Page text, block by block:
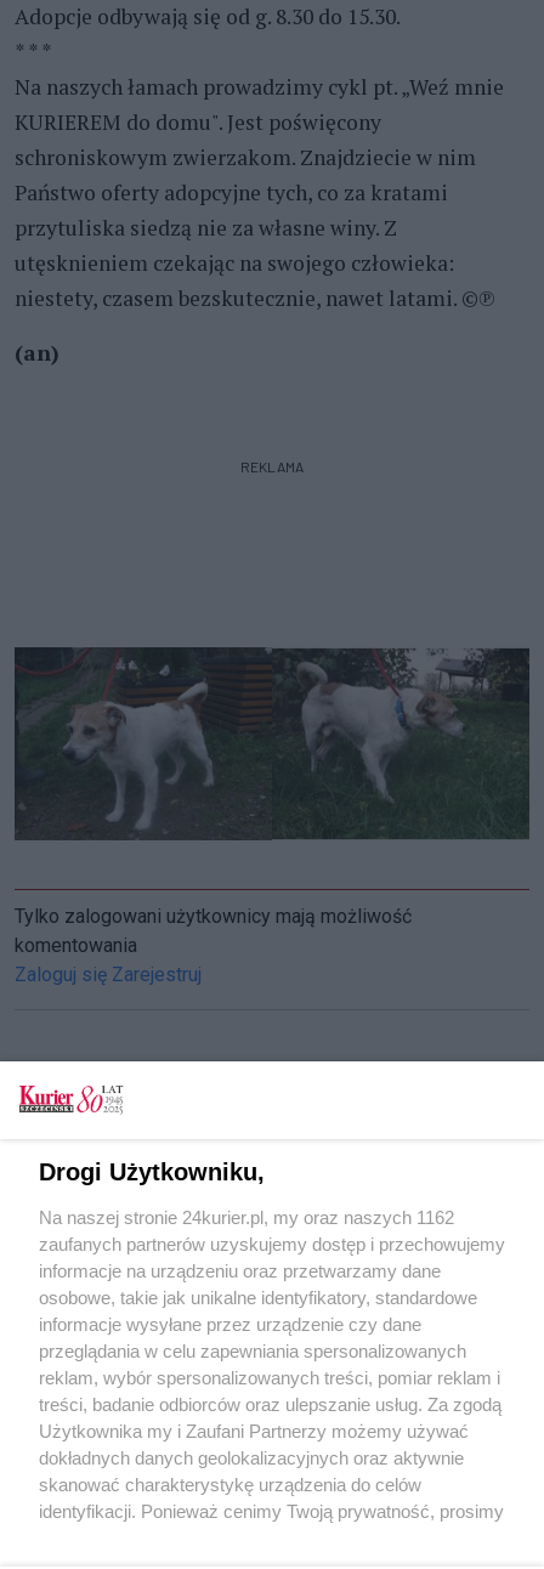
Adopcje odbywają się od g. 8.30 do 15.30.
* * *
Na naszych łamach prowadzimy cykl pt. „Weź mnie
KURIEREM do domu". Jest poświęcony
schroniskowym zwierzakom. Znajdziecie w nim
Państwo oferty adopcyjne tych, co za kratami
przytuliska siedzą nie za własne winy. Z
utęsknieniem czekając na swojego człowieka:
niestety, czasem bezskutecznie, nawet latami. ©℗
(an)
REKLAMA
Tylko zalogowani użytkownicy mają możliwość
komentowania
Zaloguj się Zarejestruj
CZYTAJ TAKŻE
Dragon uczestniczyć będą żołnierze USA
Dragony wzmocniły flotę STK
„Dwunastka” rozpoczęła ćwiczenie DRAGON-17
POGODA
19℃
Zobacz prognozę na 3 dni
Drogi Użytkowniku,
Na naszej stronie 24kurier.pl, my oraz naszych 1162
zaufanych partnerów uzyskujemy dostęp i przechowujemy
informacje na urządzeniu oraz przetwarzamy dane
osobowe, takie jak unikalne identyfikatory, standardowe
informacje wysyłane przez urządzenie czy dane
przeglądania w celu zapewniania spersonalizowanych
reklam, wybór spersonalizowanych treści, pomiar reklam i
treści, badanie odbiorców oraz ulepszanie usług. Za zgodą
Użytkownika my i Zaufani Partnerzy możemy używać
dokładnych danych geolokalizacyjnych oraz aktywnie
skanować charakterystykę urządzenia do celów
identyfikacji. Ponieważ cenimy Twoją prywatność, prosimy